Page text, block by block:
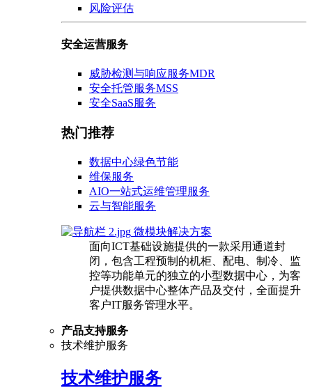
风险评估
安全运营服务
威胁检测与响应服务MDR
安全托管服务MSS
安全SaaS服务
热门推荐
数据中心绿色节能
维保服务
AIO一站式运维管理服务
云与智能服务
微模块解决方案
面向ICT基础设施提供的一款采用通道封
闭，包含工程预制的机柜、配电、制冷、监
控等功能单元的独立的小型数据中心，为客
户提供数据中心整体产品及交付，全面提升
客户IT服务管理水平。
产品支持服务
技术维护服务
技术维护服务